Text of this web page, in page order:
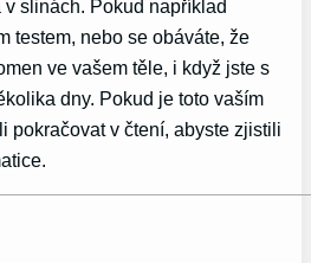
slinách. Pokud například
testem, nebo se obáváte, že
ve vašem těle, i když jste s
dny. Pokud je toto vaším
pokračovat v čtení, abyste zjistili